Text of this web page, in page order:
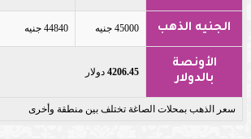
الجنيه الذهب 45000 جنيه 44840 جنيه
الأونصة
بالدولار
4206.45 دولار
سعر الذهب بمحلات الصاغة تختلف بين منطقة وأخرى